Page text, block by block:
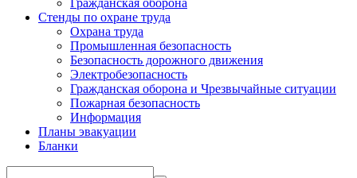
Гражданская оборона
Стенды по охране труда
Охрана труда
Промышленная безопасность
Безопасность дорожного движения
Электробезопасность
Гражданская оборона и Чрезвычайные ситуации
Пожарная безопасность
Информация
Планы эвакуации
Бланки